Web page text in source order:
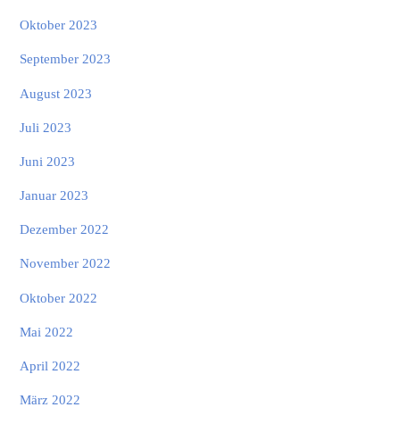
Oktober 2023
September 2023
August 2023
Juli 2023
Juni 2023
Januar 2023
Dezember 2022
November 2022
Oktober 2022
Mai 2022
April 2022
März 2022